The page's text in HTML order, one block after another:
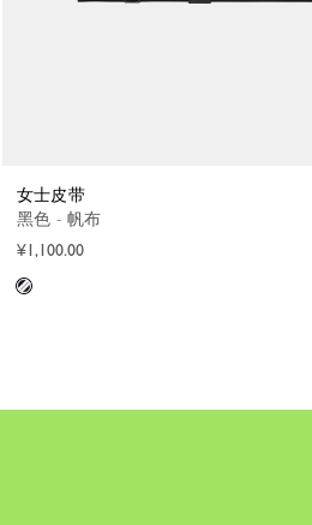
女士皮带
黑色 - 帆布
¥1,100.00